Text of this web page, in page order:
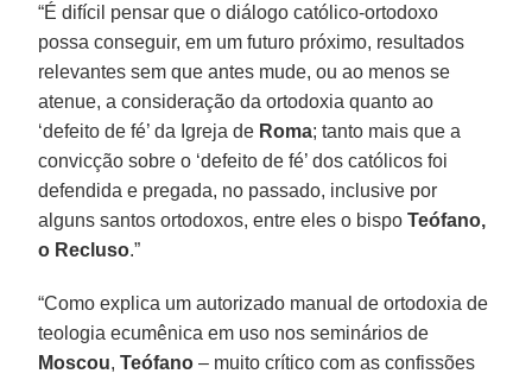
“É difícil pensar que o diálogo católico-ortodoxo
possa conseguir, em um futuro próximo, resultados
relevantes sem que antes mude, ou ao menos se
atenue, a consideração da ortodoxia quanto ao
‘defeito de fé’ da Igreja de Roma; tanto mais que a
convicção sobre o ‘defeito de fé’ dos católicos foi
defendida e pregada, no passado, inclusive por
alguns santos ortodoxos, entre eles o bispoTeófano,
o Recluso.”
“Como explica um autorizado manual de ortodoxia de
teologia ecumênica em uso nos seminários de
Moscou,Teófano – muito crítico com as confissões